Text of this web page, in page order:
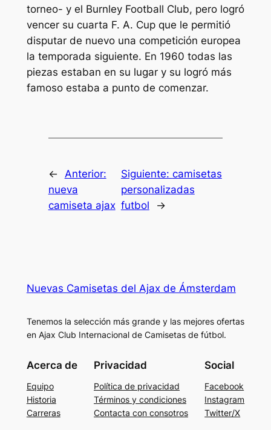
torneo- y el Burnley Football Club, pero logró
vencer su cuarta F. A. Cup que le permitió
disputar de nuevo una competición europea
la temporada siguiente. En 1960 todas las
piezas estaban en su lugar y su logró más
famoso estaba a punto de comenzar.
← Anterior:
nueva
camiseta ajax
Siguiente: camisetas
personalizadas
futbol
→
Nuevas Camisetas del Ajax de Ámsterdam
Tenemos la selección más grande y las mejores ofertas
en Ajax Club Internacional de Camisetas de fútbol.
Acerca de
Equipo
Historia
Carreras
Privacidad
Política de privacidad
Términos y condiciones
Contacta con consotros
Social
Facebook
Instagram
Twitter/X